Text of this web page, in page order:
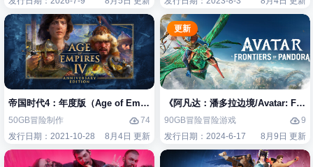
帝国时代4：年度版（Age of Empires IV: Anniversary Edition）免安装中
50GB冒险制作
74
发行日期：2021-10-28
8月4日 更新
更新
《阿凡达：潘多拉边境/Avatar:
90GB冒险冒险游戏
9
发行日期：2024-6-17
8月9日 更新